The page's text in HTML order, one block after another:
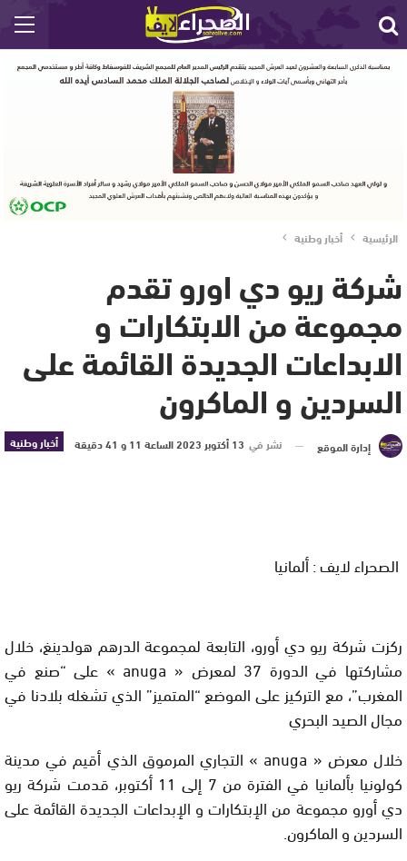
الرئيسية أخبار وطنية
شركة ريو دي اورو تقدم
مجموعة من الابتكارات و
الابداعات الجديدة القائمة على
السردين و الماكرون
أخبار وطنية إدارة الموقع نشر في 13 أكتوبر 2023 الساعة 11 و 41 دقيقة
الصحراء لايف : ألمانيا
ركزت شركة ريو دي أورو، التابعة لمجموعة الدرهم هولدينغ، خلال
مشاركتها في الدورة 37 لمعرض « anuga » على “صنع في
المغرب”، مع التركيز على الموضع “المتميز” الذي تشغله بلادنا في
مجال الصيد البحري
خلال معرض « anuga » التجاري المرموق الذي أقيم في مدينة
كولونيا بألمانيا في الفترة من 7 إلى 11 أكتوبر، قدمت شركة ريو
دي أورو مجموعة من الإبتكارات و الإبداعات الجديدة القائمة على
السردين و الماكرون.